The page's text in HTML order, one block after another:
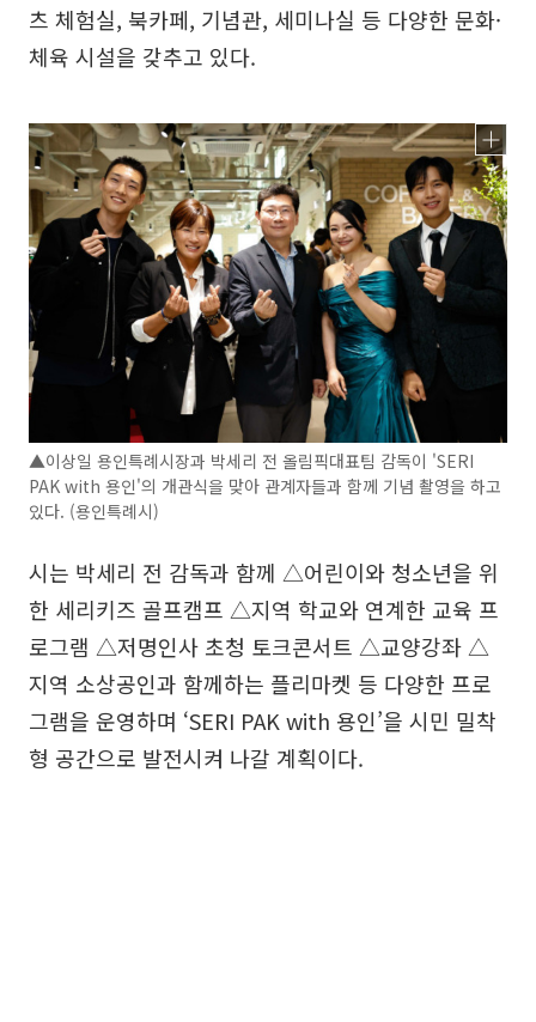
츠 체험실, 북카페, 기념관, 세미나실 등 다양한 문화·
체육 시설을 갖추고 있다.
▲이상일 용인특례시장과 박세리 전 올림픽대표팀 감독이 'SERI
PAK with 용인'의 개관식을 맞아 관계자들과 함께 기념 촬영을 하고
있다. (용인특례시)
시는 박세리 전 감독과 함께 △어린이와 청소년을 위
한 세리키즈 골프캠프 △지역 학교와 연계한 교육 프
로그램 △저명인사 초청 토크콘서트 △교양강좌 △
지역 소상공인과 함께하는 플리마켓 등 다양한 프로
그램을 운영하며 ‘SERI PAK with 용인’을 시민 밀착
형 공간으로 발전시켜 나갈 계획이다.